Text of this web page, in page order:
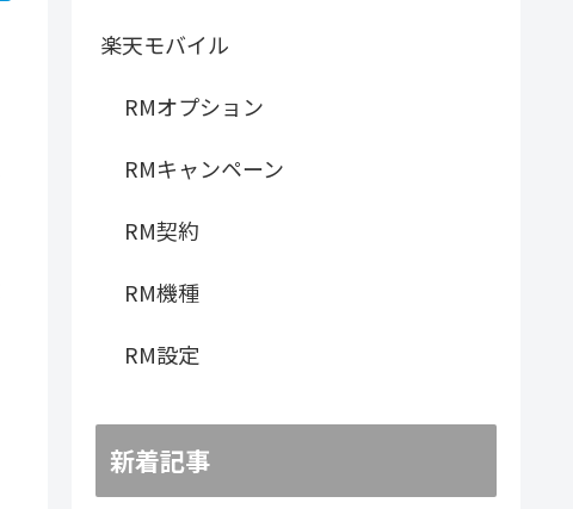
楽天モバイル
RMオプション
RMキャンペーン
RM契約
RM機種
RM設定
新着記事